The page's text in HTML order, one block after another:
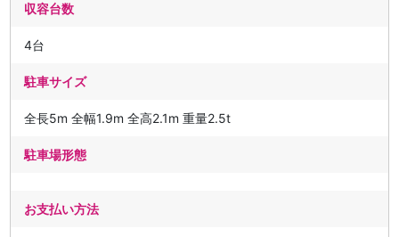
収容台数
4台
駐車サイズ
全長5m 全幅1.9m 全高2.1m 重量2.5t
駐車場形態
お支払い方法